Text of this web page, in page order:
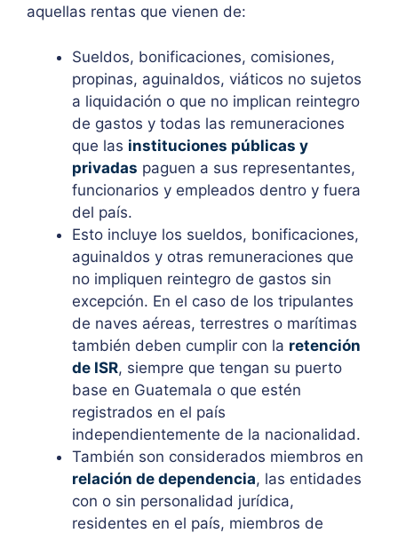
aquellas rentas que vienen de:
Sueldos, bonificaciones, comisiones,
propinas, aguinaldos, viáticos no sujetos
a liquidación o que no implican reintegro
de gastos y todas las remuneraciones
que las instituciones públicas y
privadas paguen a sus representantes,
funcionarios y empleados dentro y fuera
del país.
Esto incluye los sueldos, bonificaciones,
aguinaldos y otras remuneraciones que
no impliquen reintegro de gastos sin
excepción. En el caso de los tripulantes
de naves aéreas, terrestres o marítimas
también deben cumplir con la retención
de ISR, siempre que tengan su puerto
base en Guatemala o que estén
registrados en el país
independientemente de la nacionalidad.
También son considerados miembros en
relación de dependencia, las entidades
con o sin personalidad jurídica,
residentes en el país, miembros de